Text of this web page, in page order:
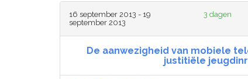
16 september 2013 - 19
september 2013
3 dagen
De aanwezigheid van mobiele
justitiële